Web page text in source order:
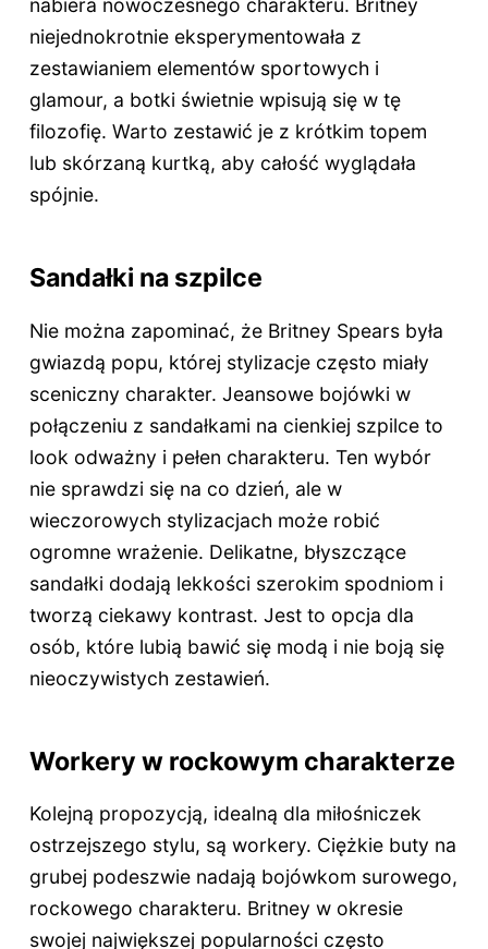
nabiera nowoczesnego charakteru. Britney
niejednokrotnie eksperymentowała z
zestawianiem elementów sportowych i
glamour, a botki świetnie wpisują się w tę
filozofię. Warto zestawić je z krótkim topem
lub skórzaną kurtką, aby całość wyglądała
spójnie.
Sandałki na szpilce
Nie można zapominać, że Britney Spears była
gwiazdą popu, której stylizacje często miały
sceniczny charakter. Jeansowe bojówki w
połączeniu z sandałkami na cienkiej szpilce to
look odważny i pełen charakteru. Ten wybór
nie sprawdzi się na co dzień, ale w
wieczorowych stylizacjach może robić
ogromne wrażenie. Delikatne, błyszczące
sandałki dodają lekkości szerokim spodniom i
tworzą ciekawy kontrast. Jest to opcja dla
osób, które lubią bawić się modą i nie boją się
nieoczywistych zestawień.
Workery w rockowym charakterze
Kolejną propozycją, idealną dla miłośniczek
ostrzejszego stylu, są workery. Ciężkie buty na
grubej podeszwie nadają bojówkom surowego,
rockowego charakteru. Britney w okresie
swojej największej popularności często